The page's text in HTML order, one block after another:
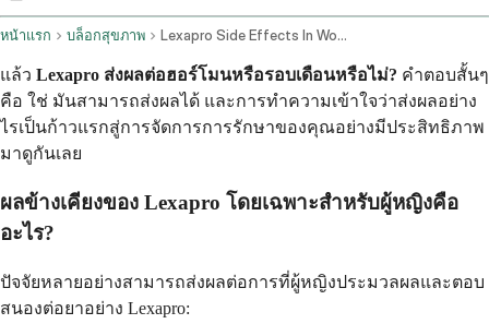
หน้าแรก บล็อกสุขภาพ Lexapro Side Effects In Women
แล้ว Lexapro ส่งผลต่อฮอร์โมนหรือรอบเดือนหรือไม่? คำตอบสั้นๆ
คือ ใช่ มันสามารถส่งผลได้ และการทำความเข้าใจว่าส่งผลอย่าง
ไรเป็นก้าวแรกสู่การจัดการการรักษาของคุณอย่างมีประสิทธิภาพ
มาดูกันเลย
ผลข้างเคียงของ Lexapro โดยเฉพาะสำหรับผู้หญิงคือ
อะไร?
ปัจจัยหลายอย่างสามารถส่งผลต่อการที่ผู้หญิงประมวลผลและตอบ
สนองต่อยาอย่าง Lexapro: